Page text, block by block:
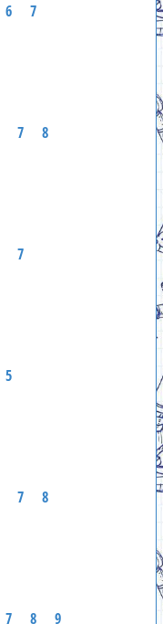
6 7
7 8
7
5
7 8
7 8 9